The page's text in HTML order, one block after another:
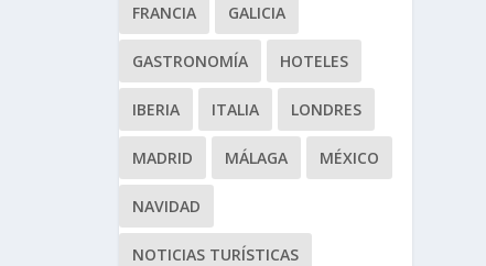
FRANCIA GALICIA
GASTRONOMÍA HOTELES
IBERIA ITALIA LONDRES
MADRID MÁLAGA MÉXICO
NAVIDAD
NOTICIAS TURÍSTICAS